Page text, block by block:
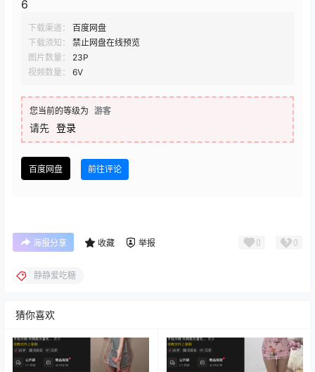
6
下载渠道：
百度网盘
下载须知：
禁止网盘在线预览
图片数量：
23P
视频数量：
6V
您当前的等级为 游客
请先 登录
百度网盘 前往评论
海报分享 收藏 举报 0 0
静静爱吃糖
猜你喜欢